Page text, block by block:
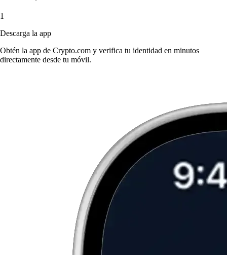
1
Descarga la app
Obtén la app de Crypto.com y verifica tu identidad en minutos
directamente desde tu móvil.